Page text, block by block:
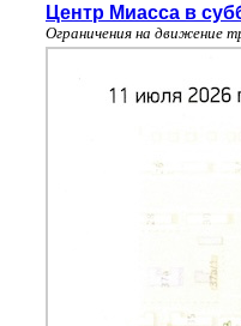
Центр Миасса в
Ограничения на движение